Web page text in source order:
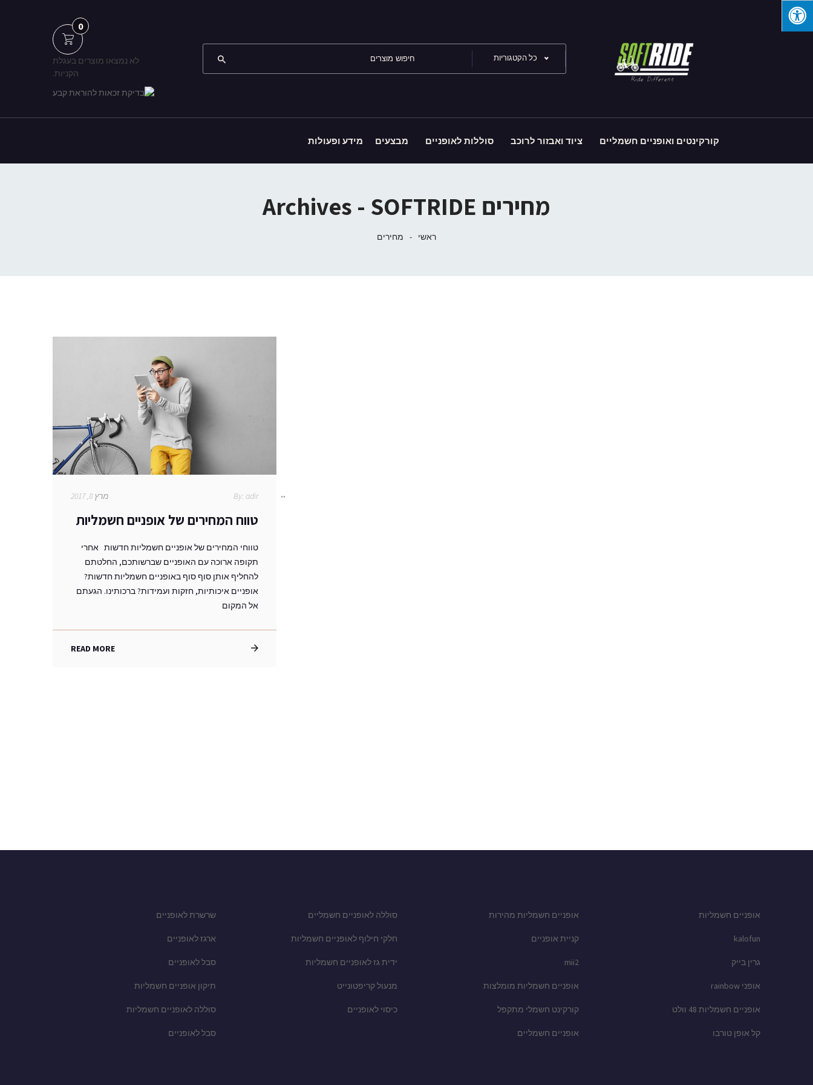
כל הקטגוריות
0
לא נמצאו מוצרים בעגלת
הקניות.
קורקינטים ואופניים חשמליים ציוד ואבזור לרוכב סוללות לאופניים מבצעים מידע ופעולות
מחירים Archives - SOFTRIDE
ראשי - מחירים
By: adir מרץ 8, 2017
טווח המחירים של אופניים חשמליות
טווחי המחירים של אופניים חשמליות חדשות אחרי
תקופה ארוכה עם האופניים שברשותכם, החלטתם
להחליף אותן סוף סוף באופניים חשמליות חדשות?
אופניים איכותיות, חזקות ועמידות? ברכותינו. הגעתם
אל המקום
READ MORE
אופניים חשמליות
kalofun
גרין בייק
אופני rainbow
אופניים חשמליות 48 וולט
קל אופן טורבו
אופניים חשמליות מהירות
קניית אופניים
mii2
אופניים חשמליות מומלצות
קורקינט חשמלי מתקפל
אופניים חשמליים
סוללה לאופניים חשמליים
חלקי חילוף לאופניים חשמליות
ידית גז לאופניים חשמליות
מנעול קריפטונייט
כיסוי לאופניים
שרשרת לאופניים
ארגז לאופניים
סבל לאופניים
תיקון אופניים חשמליות
סוללה לאופניים חשמליות
סבל לאופניים